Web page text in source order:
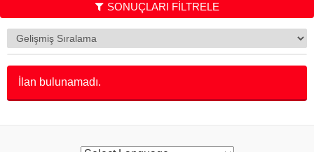
SONUÇLARI FİLTRELE
İlan bulunamadı.